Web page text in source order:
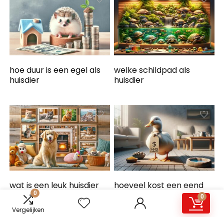
0
Vergelijken
0
hoe duur is een egel als
huisdier
welke schildpad als
huisdier
wat is een leuk huisdier
hoeveel kost een eend
als huisdier